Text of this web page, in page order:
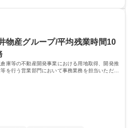
ル採用
の不安定化や気候変動による自然災害の
課題解決の重要性が高まっています。
続可能な社会の実現に貢献してまいりま
学 語学力： 資格：
物産グループ/平均残業時間10
庫等の不動産開発事業における用地取得、開発推
を行う営業部門において事務業務を担当いただき